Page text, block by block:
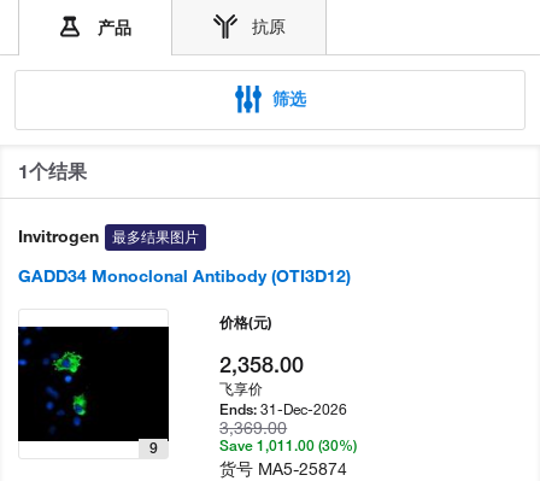
产品 抗原
筛选
1个结果
Invitrogen 最多结果图片
GADD34 Monoclonal Antibody (OTI3D12)
9
价格(元)
2,358.00
飞享价
Ends:31-Dec-2026
3,369.00
Save 1,011.00 (30%)
货号 MA5-25874